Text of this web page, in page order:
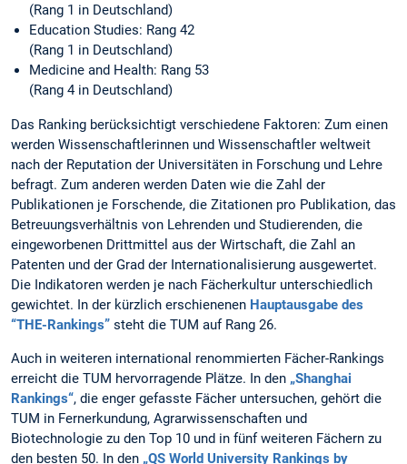
(Rang 1 in Deutschland)
Education Studies: Rang 42
(Rang 1 in Deutschland)
Medicine and Health: Rang 53
(Rang 4 in Deutschland)
Das Ranking berücksichtigt verschiedene Faktoren: Zum einen
werden Wissenschaftlerinnen und Wissenschaftler weltweit
nach der Reputation der Universitäten in Forschung und Lehre
befragt. Zum anderen werden Daten wie die Zahl der
Publikationen je Forschende, die Zitationen pro Publikation, das
Betreuungsverhältnis von Lehrenden und Studierenden, die
eingeworbenen Drittmittel aus der Wirtschaft, die Zahl an
Patenten und der Grad der Internationalisierung ausgewertet.
Die Indikatoren werden je nach Fächerkultur unterschiedlich
gewichtet. In der kürzlich erschienenen Hauptausgabe des
“THE-Rankings” steht die TUM auf Rang 26.
Auch in weiteren international renommierten Fächer-Rankings
erreicht die TUM hervorragende Plätze. In den „Shanghai
Rankings“, die enger gefasste Fächer untersuchen, gehört die
TUM in Fernerkundung, Agrarwissenschaften und
Biotechnologie zu den Top 10 und in fünf weiteren Fächern zu
den besten 50. In den „QS World University Rankings by